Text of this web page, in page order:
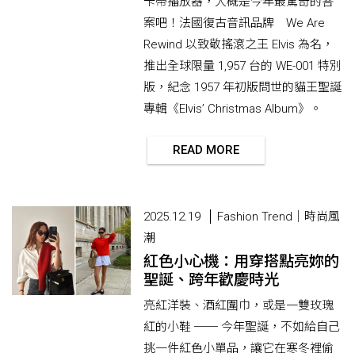
案吧！法國復古音訊品牌 We Are
Rewind 以致敬搖滾之王 Elvis 為名，
推出全球限量 1,957 台的 WE-001 特別
版，紀念 1957 年初版問世的貓王聖誕
專輯《Elvis’ Christmas Album》。
READ MORE
2025.12.19
Fashion Trend｜時尚風
潮
紅色小心機：用穿搭點亮妳的
聖誕、跨年歡慶時光
亮紅洋裝、酒紅圍巾，或是一雙玫瑰
紅的小鞋 ── 今年聖誕，不如給自己
挑一件紅色小單品，讓它在寒冬裡偷